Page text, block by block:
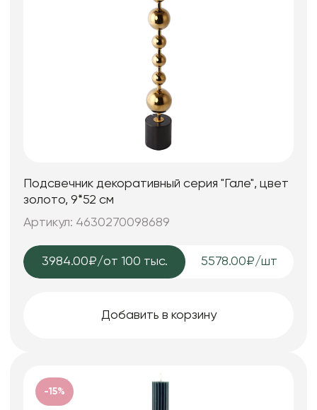
Подсвечник декоративный серия "Гале", цвет
золото, 9*52 см
Артикул: 4630270098689
3984.00₽/от 100 тыс. 5578.00₽/шт
Добавить в корзину
-15%